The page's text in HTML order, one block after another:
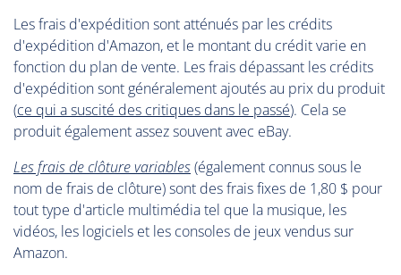
Les frais d'expédition sont atténués par les crédits
d'expédition d'Amazon, et le montant du crédit varie en
fonction du plan de vente. Les frais dépassant les crédits
d'expédition sont généralement ajoutés au prix du produit
(ce qui a suscité des critiques dans le passé). Cela se
produit également assez souvent avec eBay.
Les frais de clôture variables(également connus sous le
nom de frais de clôture) sont des frais fixes de 1,80 $ pour
tout type d'article multimédia tel que la musique, les
vidéos, les logiciels et les consoles de jeux vendus sur
Amazon.